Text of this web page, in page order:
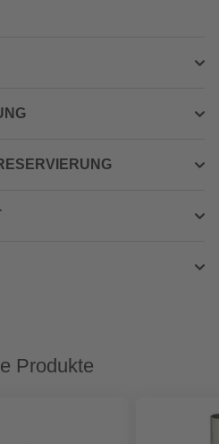
Produkte